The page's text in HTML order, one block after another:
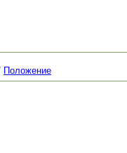
Положение